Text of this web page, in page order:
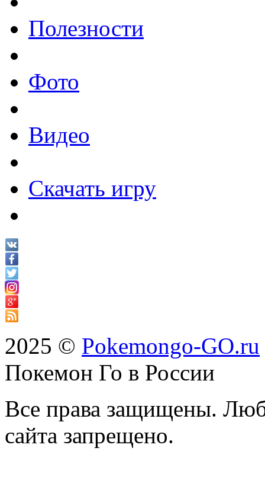
Полезности
Фото
Видео
Скачать игру
2025 © Pokemongo-GO.ru
Покемон Го в России
Все права защищены.
сайта запрещено.